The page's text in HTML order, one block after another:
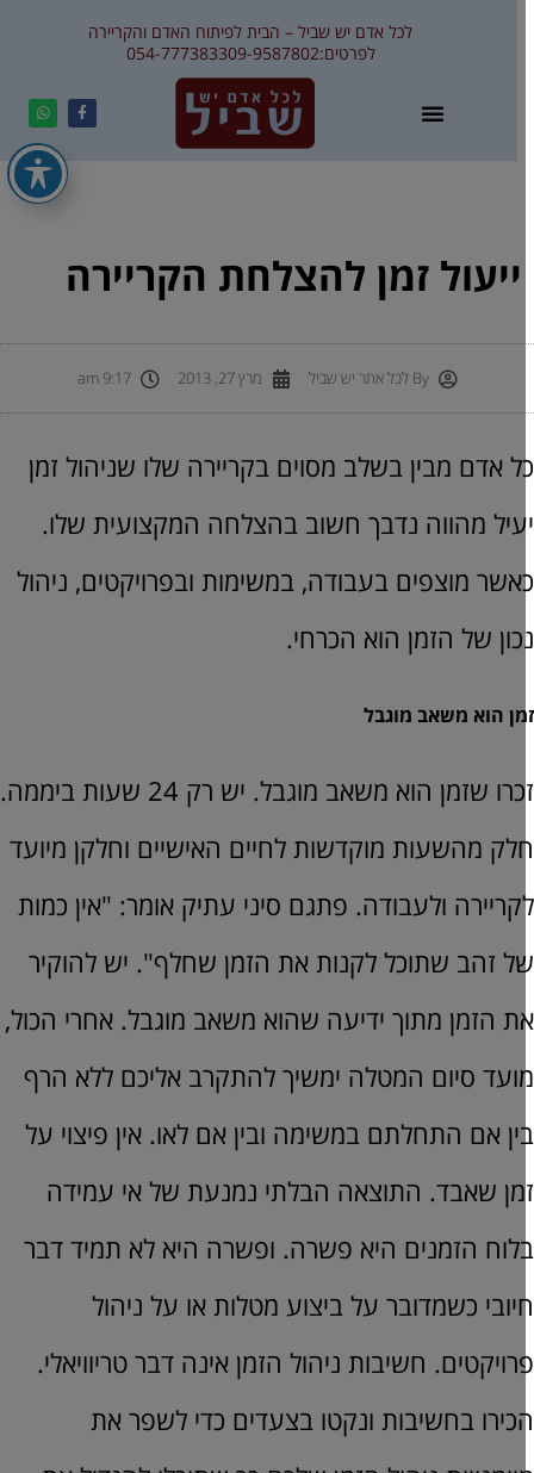
לכל אדם יש שביל – הבית לפיתוח האדם והקריירה
לפרטים:09-9587802
054-7773833
ייעול זמן להצלחת הקריירה
Byלכל אתר יש שביל מרץ 27, 2013 9:17 am
אדם מבין בשלב מסוים בקריירה שלו שניהול זמן
מהווה נדבך חשוב בהצלחה המקצועית שלו.
מוצפים בעבודה, במשימות ובפרויקטים, ניהול
של הזמן הוא הכרחי.
הוא משאב מוגבל
זכרו שזמן הוא משאב מוגבל. יש רק 24 שעות ביממה.
מהשעות מוקדשות לחיים האישיים וחלקן מיועד
ולעבודה. פתגם סיני עתיק אומר: "אין כמות
זהב שתוכל לקנות את הזמן שחלף". יש להוקיר
הזמן מתוך ידיעה שהוא משאב מוגבל. אחרי הכול,
סיום המטלה ימשיך להתקרב אליכם ללא הרף
אם התחלתם במשימה ובין אם לאו. אין פיצוי על
שאבד. התוצאה הבלתי נמנעת של אי עמידה
הזמנים היא פשרה. ופשרה היא לא תמיד דבר
כשמדובר על ביצוע מטלות או על ניהול
חשיבות ניהול הזמן אינה דבר טריוויאלי.
בחשיבות ונקטו בצעדים כדי לשפר את